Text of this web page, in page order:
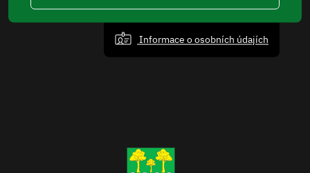
Informace o osobních údajích